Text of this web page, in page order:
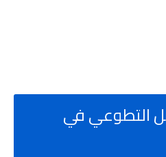
التطوعي في